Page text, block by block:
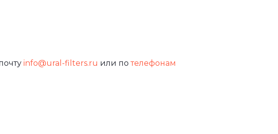
info@ural-filters.ru или потелефонам